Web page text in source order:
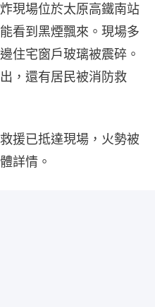
現場位於太原高鐵南站
看到黑煙飄來。現場多
住宅窗戶玻璃被震碎。
，還有居民被消防救
援已抵達現場，火勢被
詳情。